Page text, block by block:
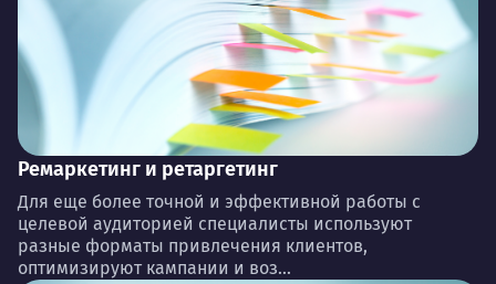
Ремаркетинг и ретаргетинг
Для еще более точной и эффективной работы с
целевой аудиторией специалисты используют
разные форматы привлечения клиентов,
оптимизируют кампании и воз...